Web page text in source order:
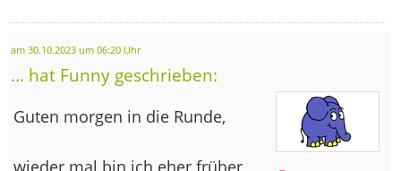
am 30.10.2023 um 06:20 Uhr
... hat Funny geschrieben:
Guten morgen in die Runde,
wieder mal bin ich eher früher